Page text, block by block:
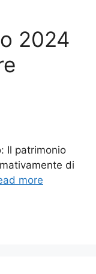
2024
Il patrimonio
di
more